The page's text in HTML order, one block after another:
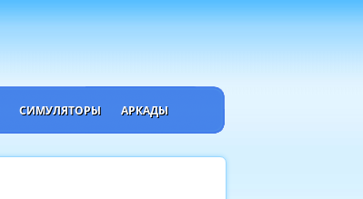
СИМУЛЯТОРЫ АРКАДЫ